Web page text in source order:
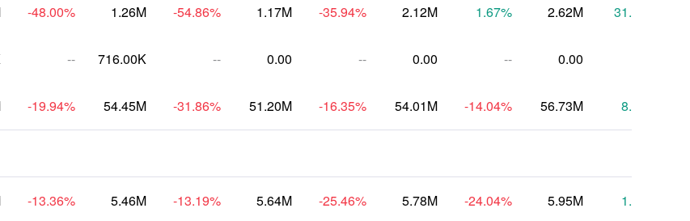
-48.00% 1.26M -54.86% 1.17M -35.94% 2.12M 1.67% 2.62M 31.49
-- 716.00K -- 0.00 -- 0.00 -- 0.00
-19.94% 54.45M -31.86% 51.20M -16.35% 54.01M -14.04% 56.73M 8.20
-13.36% 5.46M -13.19% 5.64M -25.46% 5.78M -24.04% 5.95M 1.40